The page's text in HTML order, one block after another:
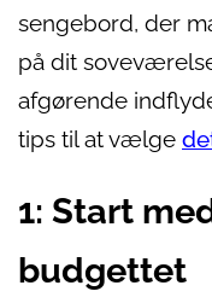
sengebord, der
på dit
afgørende
tips til at vælge
1: Start
budgettet